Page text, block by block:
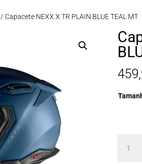
/ Capacete NEXX X.TR PLAIN BLUE TEAL MT